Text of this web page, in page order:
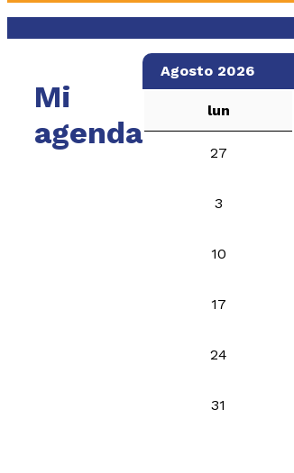
Mi
agenda
Agosto 2026
lun
27
3
10
17
24
31